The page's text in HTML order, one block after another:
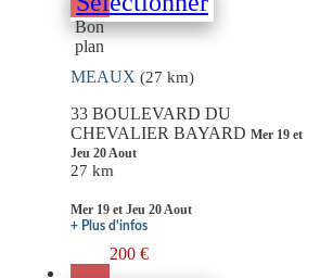
Bon
plan
MEAUX (27 km)
33 BOULEVARD DU
CHEVALIER BAYARD Mer 19 et
Jeu 20 Aout
27 km
Mer 19 et Jeu 20 Aout
+ Plus d'infos
200 €